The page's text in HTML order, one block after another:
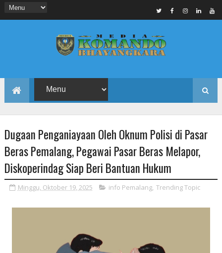
Dugaan Penganiayaan Oleh Oknum Polisi di Pasar
Beras Pemalang, Pegawai Pasar Beras Melapor,
Diskoperindag Siap Beri Bantuan Hukum
Minggu, Oktober 19, 2025 info Pemalang, Trending Topic